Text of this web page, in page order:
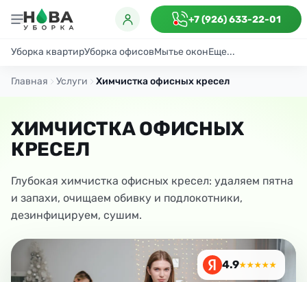
+7 (926) 633-22-01
Уборка квартирУборка офисовМытье оконЕще...
ГенеральнаяПоддерживающаяПосле ремонта
Главная Услуги Химчистка офисных кресел
ХИМЧИСТКА ОФИСНЫХ
КРЕСЕЛ
Глубокая химчистка офисных кресел: удаляем пятна
и запахи, очищаем обивку и подлокотники,
дезинфицируем, сушим.
4.9★★★★★